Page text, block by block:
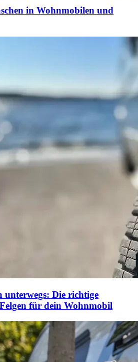
in Wohnmobilen und
unterwegs: Die richtige
für dein Wohnmobil